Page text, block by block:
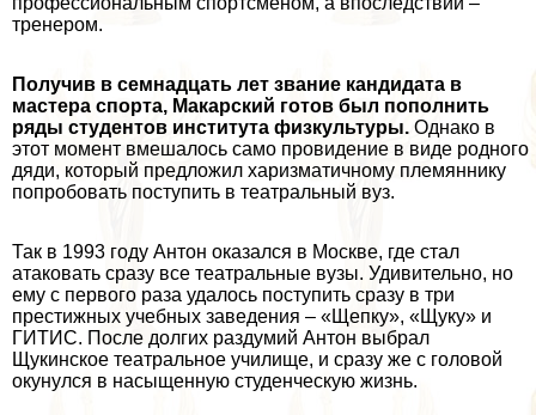
тренером.
Получив в семнадцать лет звание кандидата в
мастера спорта, Макарский готов был пополнить
ряды студентов института физкультуры. Однако в
этот момент вмешалось само провидение в виде родного
дяди, который предложил харизматичному племяннику
попробовать поступить в театральный вуз.
Так в 1993 году Антон оказался в Москве, где стал
атаковать сразу все театральные вузы. Удивительно, но
ему с первого раза удалось поступить сразу в три
престижных учебных заведения – «Щепку», «Щуку» и
ГИТИС. После долгих раздумий Антон выбрал
Щукинское театральное училище, и сразу же с головой
окунулся в насыщенную студенческую жизнь.